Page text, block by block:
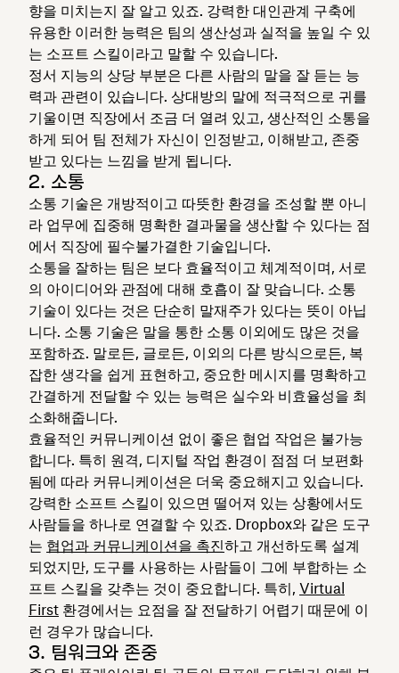
향을 미치는지 잘 알고 있죠. 강력한 대인관계 구축에
유용한 이러한 능력은 팀의 생산성과 실적을 높일 수 있
는 소프트 스킬이라고 말할 수 있습니다.
정서 지능의 상당 부분은 다른 사람의 말을 잘 듣는 능
력과 관련이 있습니다. 상대방의 말에 적극적으로 귀를
기울이면 직장에서 조금 더 열려 있고, 생산적인 소통을
하게 되어 팀 전체가 자신이 인정받고, 이해받고, 존중
받고 있다는 느낌을 받게 됩니다.
2. 소통
소통 기술은 개방적이고 따뜻한 환경을 조성할 뿐 아니
라 업무에 집중해 명확한 결과물을 생산할 수 있다는 점
에서 직장에 필수불가결한 기술입니다.
소통을 잘하는 팀은 보다 효율적이고 체계적이며, 서로
의 아이디어와 관점에 대해 호흡이 잘 맞습니다. 소통
기술이 있다는 것은 단순히 말재주가 있다는 뜻이 아닙
니다. 소통 기술은 말을 통한 소통 이외에도 많은 것을
포함하죠. 말로든, 글로든, 이외의 다른 방식으로든, 복
잡한 생각을 쉽게 표현하고, 중요한 메시지를 명확하고
간결하게 전달할 수 있는 능력은 실수와 비효율성을 최
소화해줍니다.
효율적인 커뮤니케이션 없이 좋은 협업 작업은 불가능
합니다. 특히 원격, 디지털 작업 환경이 점점 더 보편화
됨에 따라 커뮤니케이션은 더욱 중요해지고 있습니다.
강력한 소프트 스킬이 있으면 떨어져 있는 상황에서도
사람들을 하나로 연결할 수 있죠. Dropbox와 같은 도구
는 협업과 커뮤니케이션을 촉진하고 개선하도록 설계
되었지만, 도구를 사용하는 사람들이 그에 부합하는 소
프트 스킬을 갖추는 것이 중요합니다. 특히, Virtual
First 환경에서는 요점을 잘 전달하기 어렵기 때문에 이
런 경우가 많습니다.
3. 팀워크와 존중